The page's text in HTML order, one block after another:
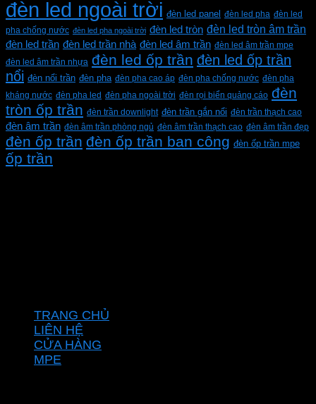
đèn led ngoài trời đèn led panel đèn led pha đèn led
pha chống nước đèn led pha ngoài trời đèn led tròn đèn led tròn âm trần
đèn led trần đèn led trần nhà đèn led âm trần đèn led âm trần mpe
đèn led âm trần nhựa đèn led ốp trần đèn led ốp trần
nổi đèn nổi trần đèn pha đèn pha cao áp đèn pha chống nước đèn pha
kháng nước đèn pha led đèn pha ngoài trời đèn rọi biển quảng cáo đèn
tròn ốp trần đèn trần downlight đèn trần gắn nổi đèn trần thạch cao
đèn âm trần đèn âm trần phòng ngủ đèn âm trần thạch cao đèn âm trần đẹp
đèn ốp trần đèn ốp trần ban công đèn ốp trần mpe
ốp trần
TRANG CHỦ
LIÊN HỆ
CỬA HÀNG
MPE